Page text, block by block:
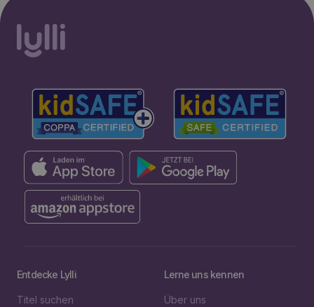
Entdecke Lylli
Titel suchen
Lerne uns kennen
Über uns